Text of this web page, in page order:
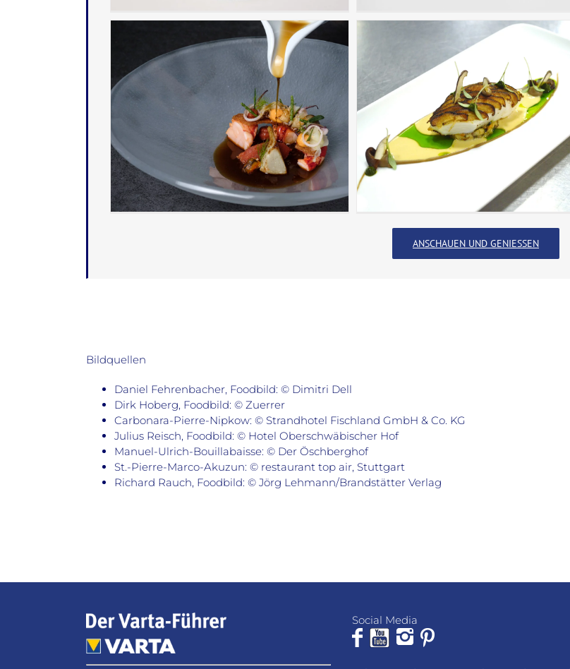
ANSCHAUEN UND GENIESSEN
Bildquellen
Daniel Fehrenbacher, Foodbild: © Dimitri Dell
Dirk Hoberg, Foodbild: © Zuerrer
Carbonara-Pierre-Nipkow: © Strandhotel Fischland GmbH & Co. KG
Julius Reisch, Foodbild: © Hotel Oberschwäbischer Hof
Manuel-Ulrich-Bouillabaisse: © Der Öschberghof
St.-Pierre-Marco-Akuzun: © restaurant top air, Stuttgart
Richard Rauch, Foodbild: © Jörg Lehmann/Brandstätter Verlag
Social Media